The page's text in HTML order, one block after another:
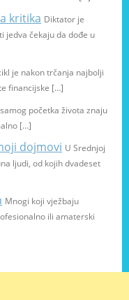
kritika Diktator je
jedva čekaju da dođe u
je nakon trčanja najbolji
financijske […]
početka života znaju
[…]
dojmovi U Srednjoj
ljudi, od kojih dvadeset
Mnogi koji vježbaju
ili amaterski